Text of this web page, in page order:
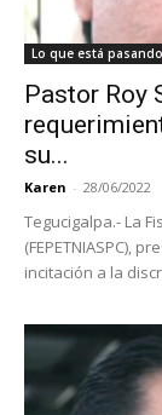
Lo que está pasando
Pastor Roy
su...
Karen - 28/06/2022
Tegucigalpa.- La
(FEPETNIASPC),
incitación a la